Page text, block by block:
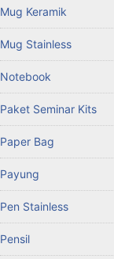
Mug Keramik
Mug Stainless
Notebook
Paket Seminar Kits
Paper Bag
Payung
Pen Stainless
Pensil